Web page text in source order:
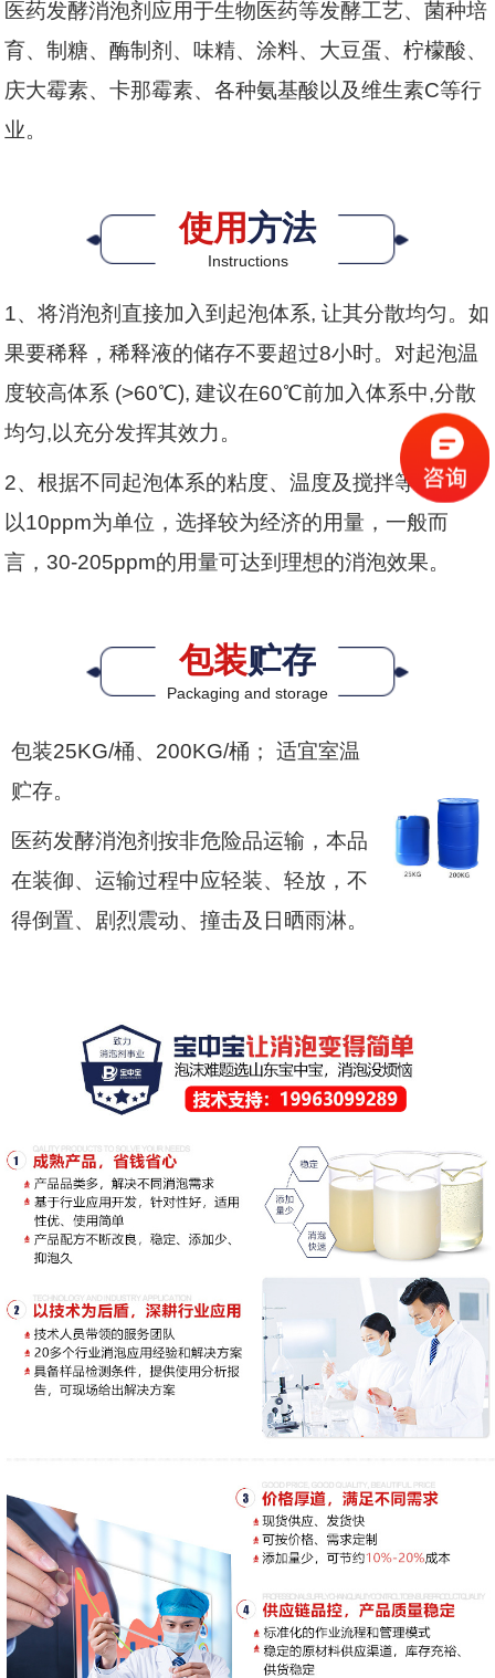
医药发酵消泡剂应用于生物医药等发酵工艺、菌种培
育、制糖、酶制剂、味精、涂料、大豆蛋、柠檬酸、
庆大霉素、卡那霉素、各种氨基酸以及维生素C等行
业。
使用方法
Instructions
1、将消泡剂直接加入到起泡体系, 让其分散均匀。如
果要稀释，稀释液的储存不要超过8小时。对起泡温
度较高体系 (>60℃), 建议在60℃前加入体系中,分散
均匀,以充分发挥其效力。
2、根据不同起泡体系的粘度、温度及搅拌等因素，
以10ppm为单位，选择较为经济的用量，一般而
言，30-205ppm的用量可达到理想的消泡效果。
包装贮存
Packaging and storage
包装25KG/桶、200KG/桶； 适宜室温
贮存。
医药发酵消泡剂按非危险品运输，本品
在装御、运输过程中应轻装、轻放，不
得倒置、剧烈震动、撞击及日晒雨淋。